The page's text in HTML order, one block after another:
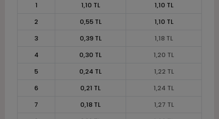
1
1,10 TL
1,10 TL
2
0,55 TL
1,10 TL
3
0,39 TL
1,18 TL
4
0,30 TL
1,20 TL
5
0,24 TL
1,22 TL
6
0,21 TL
1,24 TL
7
0,18 TL
1,27 TL